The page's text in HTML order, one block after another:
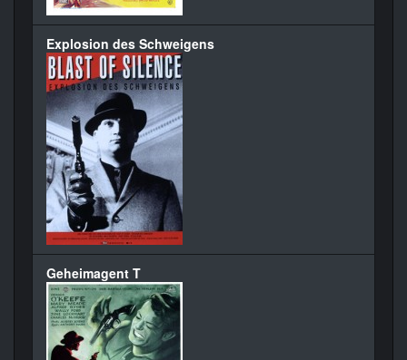
Explosion des Schweigens
Geheimagent T